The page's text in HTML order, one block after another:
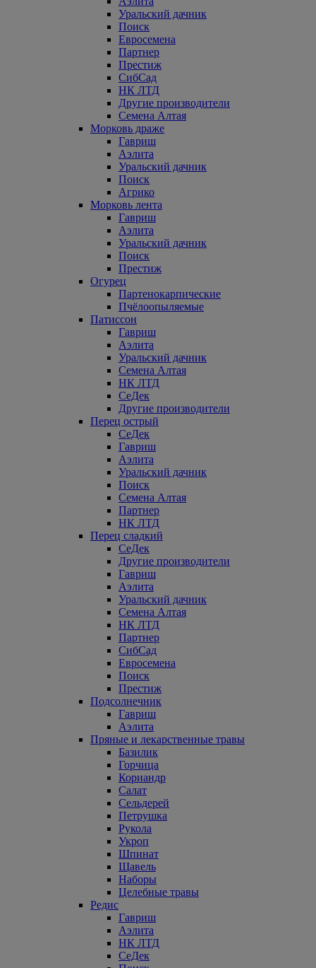
Уральский дачник
Поиск
Евросемена
Партнер
Престиж
СибСад
НК ЛТД
Другие производители
Семена Алтая
Морковь драже
Гавриш
Аэлита
Уральский дачник
Поиск
Агрико
Морковь лента
Гавриш
Аэлита
Уральский дачник
Поиск
Престиж
Огурец
Партенокарпические
Пчёлоопыляемые
Патиссон
Гавриш
Аэлита
Уральский дачник
Семена Алтая
НК ЛТД
СеДек
Другие производители
Перец острый
СеДек
Гавриш
Аэлита
Уральский дачник
Поиск
Семена Алтая
Партнер
НК ЛТД
Перец сладкий
СеДек
Другие производители
Гавриш
Аэлита
Уральский дачник
Семена Алтая
НК ЛТД
Партнер
СибСад
Евросемена
Поиск
Престиж
Подсолнечник
Гавриш
Аэлита
Пряные и лекарственные травы
Базилик
Горчица
Кориандр
Салат
Сельдерей
Петрушка
Рукола
Укроп
Шпинат
Щавель
Наборы
Целебные травы
Редис
Гавриш
Аэлита
НК ЛТД
СеДек